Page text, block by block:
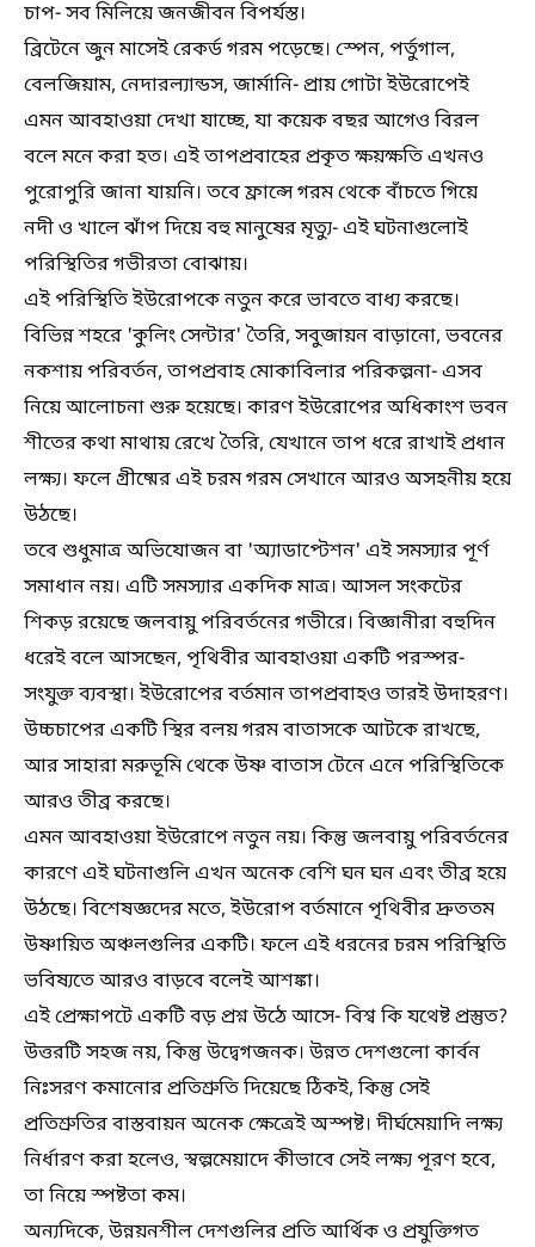
চাপ- সব মিলিয়ে জনজীবন বিপর্যস্ত।
ব্রিটেনে জুন মাসেই রেকর্ড গরম পড়েছে। স্পেন, পর্তুগাল,
বেলজিয়াম, নেদারল্যান্ডস, জার্মানি- প্রায় গোটা ইউরোপেই
এমন আবহাওয়া দেখা যাচ্ছে, যা কয়েক বছর আগেও বিরল
বলে মনে করা হত। এই তাপপ্রবাহের প্রকৃত ক্ষয়ক্ষতি এখনও
পুরোপুরি জানা যায়নি। তবে ফ্রান্সে গরম থেকে বাঁচতে গিয়ে
নদী ও খালে ঝাঁপ দিয়ে বহু মানুষের মৃত্যু- এই ঘটনাগুলোই
পরিস্থিতির গভীরতা বোঝায়।
এই পরিস্থিতি ইউরোপকে নতুন করে ভাবতে বাধ্য করছে।
বিভিন্ন শহরে 'কুলিং সেন্টার' তৈরি, সবুজায়ন বাড়ানো, ভবনের
নকশায় পরিবর্তন, তাপপ্রবাহ মোকাবিলার পরিকল্পনা- এসব
নিয়ে আলোচনা শুরু হয়েছে। কারণ ইউরোপের অধিকাংশ ভবন
শীতের কথা মাথায় রেখে তৈরি, যেখানে তাপ ধরে রাখাই প্রধান
লক্ষ্য। ফলে গ্রীষ্মের এই চরম গরম সেখানে আরও অসহনীয় হয়ে
উঠছে।
তবে শুধুমাত্র অভিযোজন বা 'অ্যাডাপ্টেশন' এই সমস্যার পূর্ণ
সমাধান নয়। এটি সমস্যার একদিক মাত্র। আসল সংকটের
শিকড় রয়েছে জলবায়ু পরিবর্তনের গভীরে। বিজ্ঞানীরা বহুদিন
ধরেই বলে আসছেন, পৃথিবীর আবহাওয়া একটি পরস্পর-
সংযুক্ত ব্যবস্থা। ইউরোপের বর্তমান তাপপ্রবাহও তারই উদাহরণ।
উচ্চচাপের একটি স্থির বলয় গরম বাতাসকে আটকে রাখছে,
আর সাহারা মরুভূমি থেকে উষ্ণ বাতাস টেনে এনে পরিস্থিতিকে
আরও তীব্র করছে।
এমন আবহাওয়া ইউরোপে নতুন নয়। কিন্তু জলবায়ু পরিবর্তনের
কারণে এই ঘটনাগুলি এখন অনেক বেশি ঘন ঘন এবং তীব্র হয়ে
উঠছে। বিশেষজ্ঞদের মতে, ইউরোপ বর্তমানে পৃথিবীর দ্রুততম
উষ্ণায়িত অঞ্চলগুলির একটি। ফলে এই ধরনের চরম পরিস্থিতি
ভবিষ্যতে আরও বাড়বে বলেই আশঙ্কা।
এই প্রেক্ষাপটে একটি বড় প্রশ্ন উঠে আসে- বিশ্ব কি যথেষ্ট প্রস্তুত?
উত্তরটি সহজ নয়, কিন্তু উদ্বেগজনক। উন্নত দেশগুলো কার্বন
নিঃসরণ কমানোর প্রতিশ্রুতি দিয়েছে ঠিকই, কিন্তু সেই
প্রতিশ্রুতির বাস্তবায়ন অনেক ক্ষেত্রেই অস্পষ্ট। দীর্ঘমেয়াদি লক্ষ্য
নির্ধারণ করা হলেও, স্বল্পমেয়াদে কীভাবে সেই লক্ষ্য পূরণ হবে,
তা নিয়ে স্পষ্টতা কম।
অন্যদিকে, উন্নয়নশীল দেশগুলির প্রতি আর্থিক ও প্রযুক্তিগত